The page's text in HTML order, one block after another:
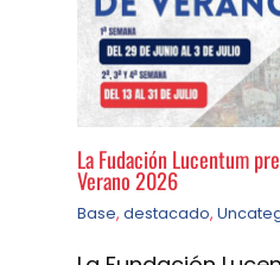
La Fudación Lucentum
Verano 2026
Base, destacado,